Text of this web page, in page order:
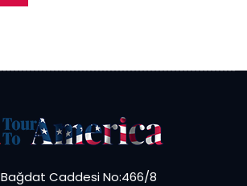
Bağdat Caddesi No:466/8